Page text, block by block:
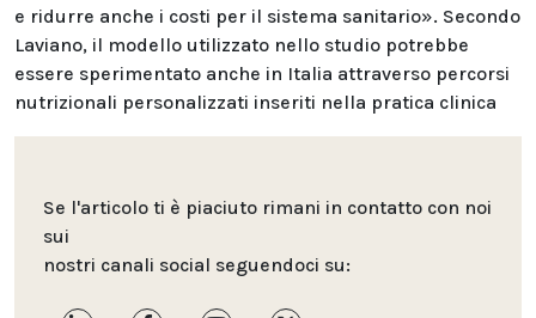
e ridurre anche i costi per il sistema sanitario». Secondo
Laviano, il modello utilizzato nello studio potrebbe
essere sperimentato anche in Italia attraverso percorsi
nutrizionali personalizzati inseriti nella pratica clinica
Se l'articolo ti è piaciuto rimani in contatto con noi
sui
nostri canali social seguendoci su: